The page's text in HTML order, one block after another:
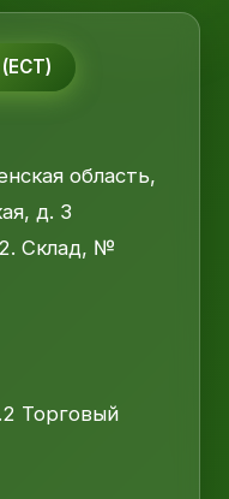
область,
д. 3
Склад, №
Торговый